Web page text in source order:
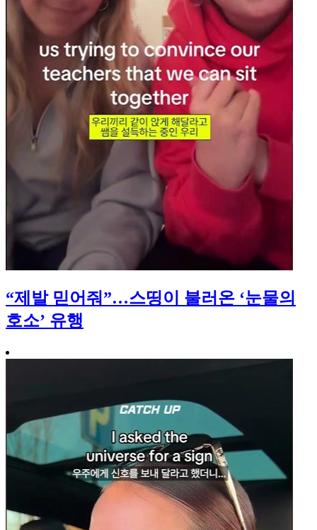
“제발 믿어줘”…스띵이 불러온 ‘눈물의
호소’ 유행